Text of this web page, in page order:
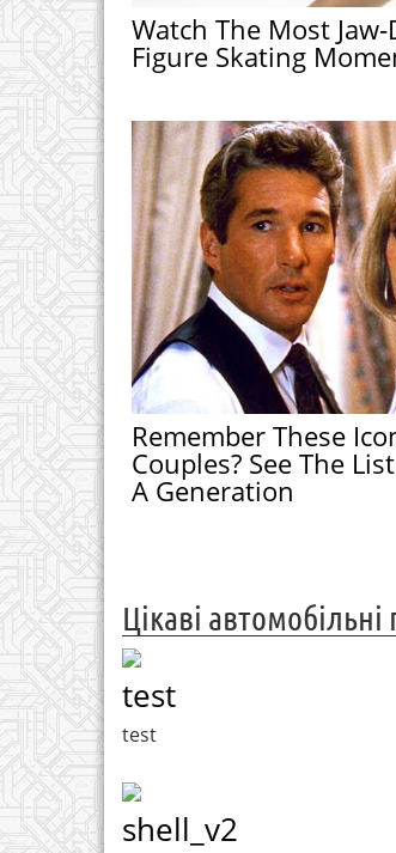
Watch The Most
Figure Skating
Remember These
Couples? See The
A Generation
Цікаві автомобільні
test
test
shell_v2